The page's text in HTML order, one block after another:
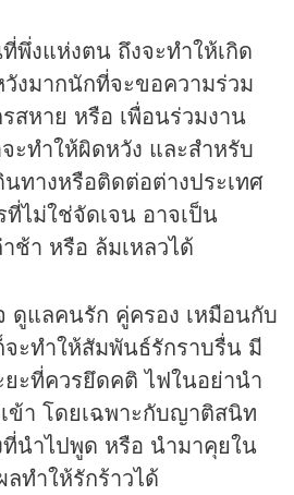
งแห่งตน ถึงจะทำให้เกิด
งมากนักที่จะขอความร่วม
หาย หรือ เพื่อนร่วมงาน
ะทำให้ผิดหวัง และสำหรับ
ทางหรือติดต่อต่างประเทศ
ที่ไม่ใช่จัดเจน อาจเป็น
ช้า หรือ ล้มเหลวได้
ลคนรัก คู่ครอง เหมือนกับ
ะทำให้สัมพันธ์รักราบรื่น มี
ะที่ควรยึดคติ ไฟในอย่านำ
ข้า โดยเฉพาะกับญาติสนิท
ที่นำไปพูด หรือ นำมาคุยใน
ทำให้รักร้าวได้